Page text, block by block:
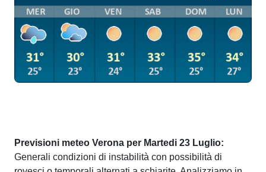
Previsioni meteo Verona per Martedi 23 Luglio:
Generali condizioni di instabilità con possibilità di